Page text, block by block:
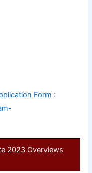
Form :
2023 Overviews